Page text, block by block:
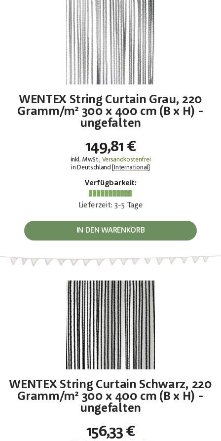
WENTEX String Curtain Grau, 220
Gramm/m² 300 x 400 cm (B x H) -
ungefalten
149,81 €
inkl. MwSt., Versandkostenfrei
in Deutschland [
International]
Verfügbarkeit:
Lieferzeit: 3-5 Tage
IN DEN WARENKORB
WENTEX String Curtain Schwarz, 220
Gramm/m² 300 x 400 cm (B x H) -
ungefalten
156,33 €